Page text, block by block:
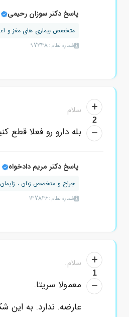
پاسخ دکتر سوزان رحیمی
شماره نظام: 97338
2
سلام
بله دارو رو فعلا قطع
پاسخ دکتر مریم دادخواه
جراح و متخصص زنان ، زایمان
شماره نظام: 137836
1
سلام.
معمولا سریتا.
عارضه. ندارد. به این